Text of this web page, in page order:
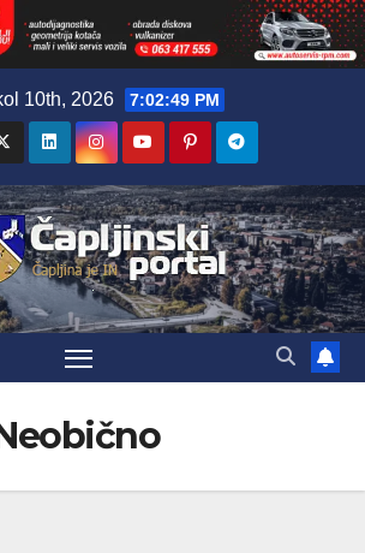
10th, 2026 7:02:50 PM